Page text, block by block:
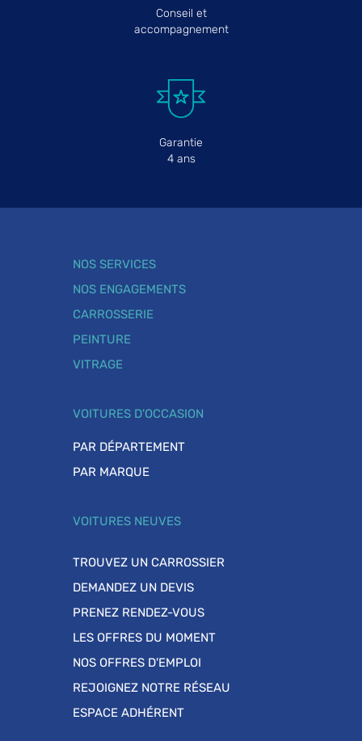
Conseil et
accompagnement
Garantie
4 ans
NOS SERVICES
NOS ENGAGEMENTS
CARROSSERIE
PEINTURE
VITRAGE
VOITURES D'OCCASION
PAR DÉPARTEMENT
PAR MARQUE
VOITURES NEUVES
TROUVEZ UN CARROSSIER
DEMANDEZ UN DEVIS
PRENEZ RENDEZ-VOUS
LES OFFRES DU MOMENT
NOS OFFRES D'EMPLOI
REJOIGNEZ NOTRE RÉSEAU
ESPACE ADHÉRENT